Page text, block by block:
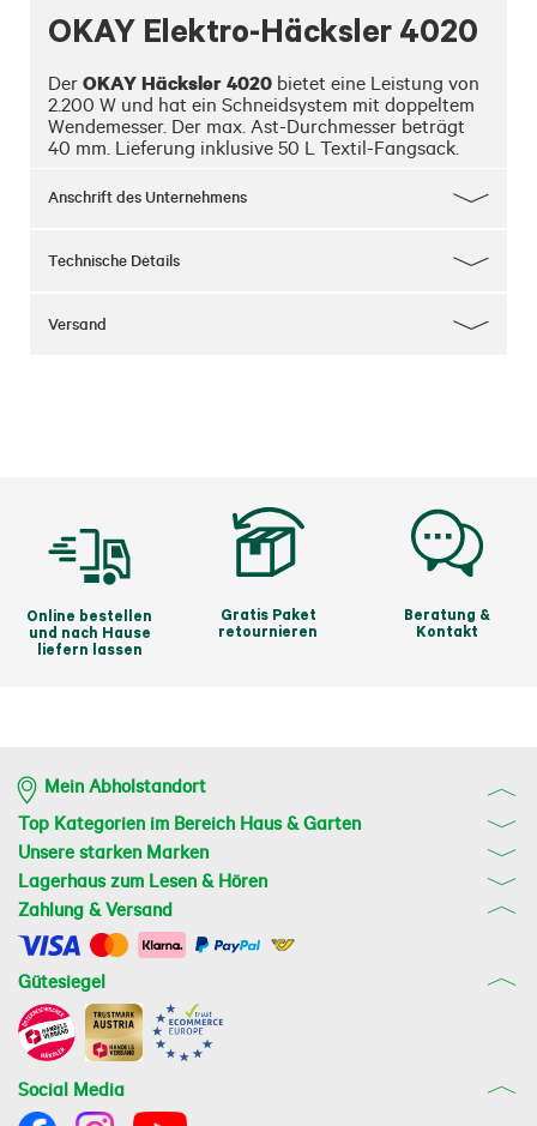
OKAY Elektro-Häcksler 4020
Der OKAY Häcksler 4020 bietet eine Leistung von
2.200 W und hat ein Schneidsystem mit doppeltem
Wendemesser. Der max. Ast-Durchmesser beträgt
40 mm. Lieferung inklusive 50 L Textil-Fangsack.
Anschrift des Unternehmens
Technische Details
Versand
Online bestellen
und nach Hause
liefern lassen
Gratis Paket
retournieren
Beratung &
Kontakt
Mein Abholstandort
Top Kategorien im Bereich Haus & Garten
Unsere starken Marken
Lagerhaus zum Lesen & Hören
Zahlung & Versand
Gütesiegel
Social Media